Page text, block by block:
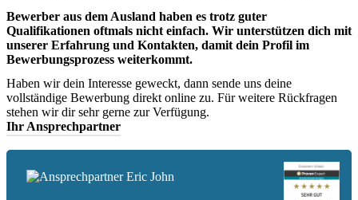
Bewerber aus dem Ausland haben es trotz guter
Qualifikationen oftmals nicht einfach. Wir unterstützen dich mit
unserer Erfahrung und Kontakten, damit dein Profil im
Bewerbungsprozess weiterkommt.
Haben wir dein Interesse geweckt, dann sende uns deine
vollständige Bewerbung direkt online zu. Für weitere Rückfragen
stehen wir dir sehr gerne zur Verfügung.
Ihr Ansprechpartner